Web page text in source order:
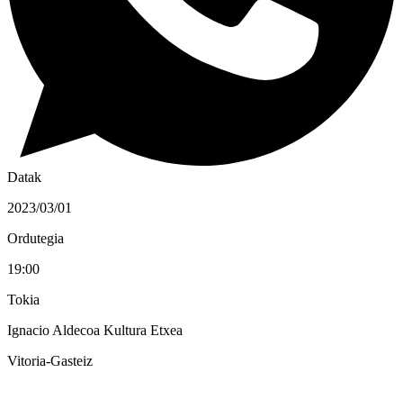
Datak
2023/03/01
Ordutegia
19:00
Tokia
Ignacio Aldecoa Kultura Etxea
Vitoria-Gasteiz